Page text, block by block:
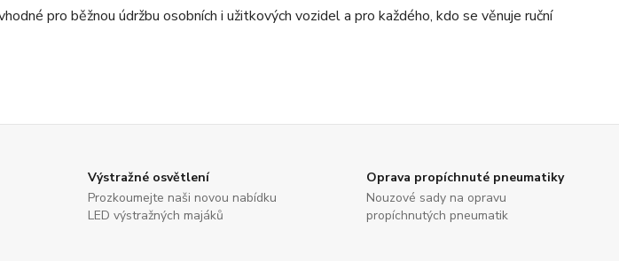
pro běžnou údržbu osobních i užitkových vozidel a pro každého, kdo se věnuje ruční
Výstražné osvětlení
Prozkoumejte naši novou nabídku
LED výstražných majáků
Oprava propíchnuté pneumatiky
Nouzové sady na opravu
propíchnutých pneumatik